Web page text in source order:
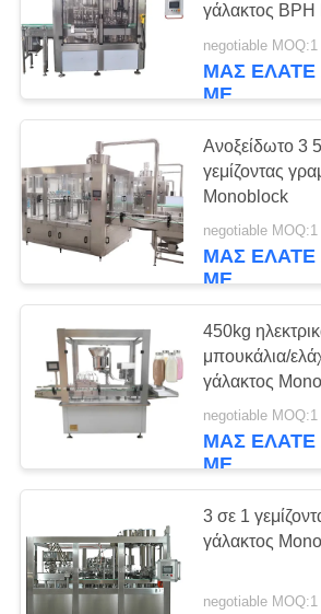
ΠΟΙΟΤΙΚΌΣ
ΈΛΕΓΧΟΣ
ΜΑΣ
ΕΛΆΤΕ
ΣΕ
ΕΠΑΦΉ
ΖΗΤΉΣΤΕ
ΈΝΑ
ΑΠΌΣΠΑΣΜΑ
SITEMAP
PRIVACY
POLICY
γάλακτος
negotiable
ΜΑΣ
ΜΕ
Ανοξείδωτο 3
γεμίζοντας
Monoblock
negotiable
ΜΑΣ
ΜΕ
450kg
μπουκάλια/
γάλακτος
negotiable
ΜΑΣ
ΜΕ
3 σε 1
γάλακτος
negotiable